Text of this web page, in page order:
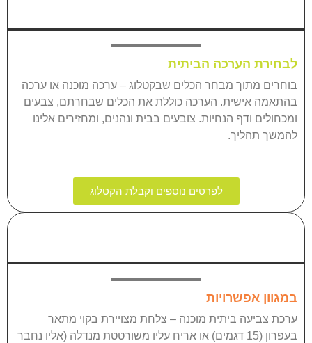
במגוון אפשרויות
ערכת צביעה ביתית מוכנה – צלחת מצויירת בקוי מתאר
בעפרון (15 דגמים) או אריח עליו משורטטת מנדלה (אליו נחבר
לבחירת הערכה הביתית
בוחרים מתוך מבחר הכלים שבקטלוג – ערכה מוכנה או ערכה
בהתאמה אישית. הערכה כוללת את הכלים שבחרתם, צבעים
ומכחולים ודף הנחיות. צובעים בבית ונהנים, ומחזירים אלינו
להמשך תהליך.
לפרטים נוספים וקבלת הקטלוג